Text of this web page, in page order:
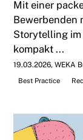
Mit einer
Bewerbenden
Storytelling im
kompakt ...
19.03.2026 WEKA
Best Practice